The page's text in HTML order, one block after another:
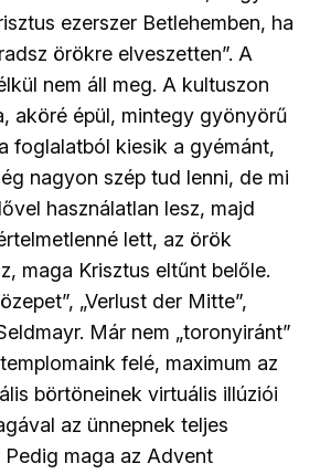
ezerszer Betlehemben, ha
örökre elveszetten”. A
nem áll meg. A kultuszon
aköré épül, mintegy gyönyörű
foglalatból kiesik a gyémánt,
nagyon szép tud lenni, de mi
használatlan lesz, majd
lett, az örök
maga Krisztus eltűnt belőle.
„Verlust der Mitte”,
Már nem „toronyiránt”
felé, maximum az
börtöneinek virtuális illúziói
az ünnepnek teljes
maga az Advent